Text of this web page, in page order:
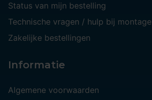
Status van mijn bestelling
Technische vragen / hulp bij montage
Zakelijke bestellingen
Informatie
Algemene voorwaarden